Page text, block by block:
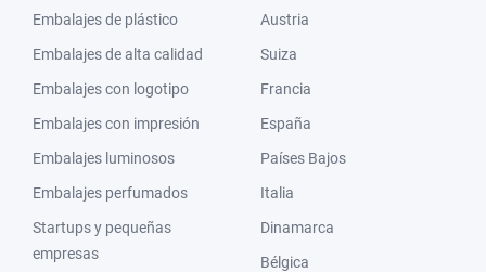
Embalajes de plástico
Embalajes de alta calidad
Embalajes con logotipo
Embalajes con impresión
Embalajes luminosos
Embalajes perfumados
Startups y pequeñas
empresas
Austria
Suiza
Francia
España
Países Bajos
Italia
Dinamarca
Bélgica